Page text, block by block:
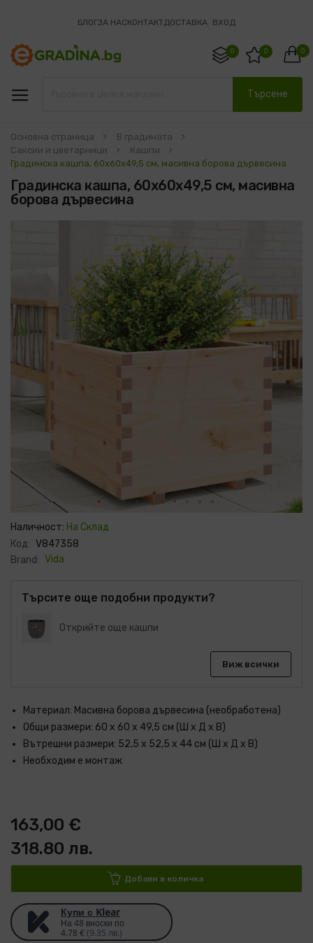
БЛОГЗА НАСКОНТАКТДОСТАВКА ВХОД
0
0 0
Търсене
Основна страница
В градината
Саксии и цветарници
Кашпи
Градинска кашпа, 60x60x49,5 см, масивна борова дървесина
Градинска кашпа, 60x60x49,5 см, масивна
борова дървесина
Преминете
изображенията
към
на
галерия
със
Наличност: На Склад
Код: V847358
Brand: Vida
Търсите още подобни продукти?
Открийте още кашпи
Виж всички
Материал: Масивна борова дървесина (необработена)
Общи размери: 60 x 60 x 49,5 cм (Ш x Д x В)
Вътрешни размери: 52,5 x 52,5 x 44 см (Ш x Д x В)
Необходим е монтаж
163,00 €
318.80 лв.
Добави в количка
Купи с Klear
На 48 вноски по
4.78 €(9.35 лв.)